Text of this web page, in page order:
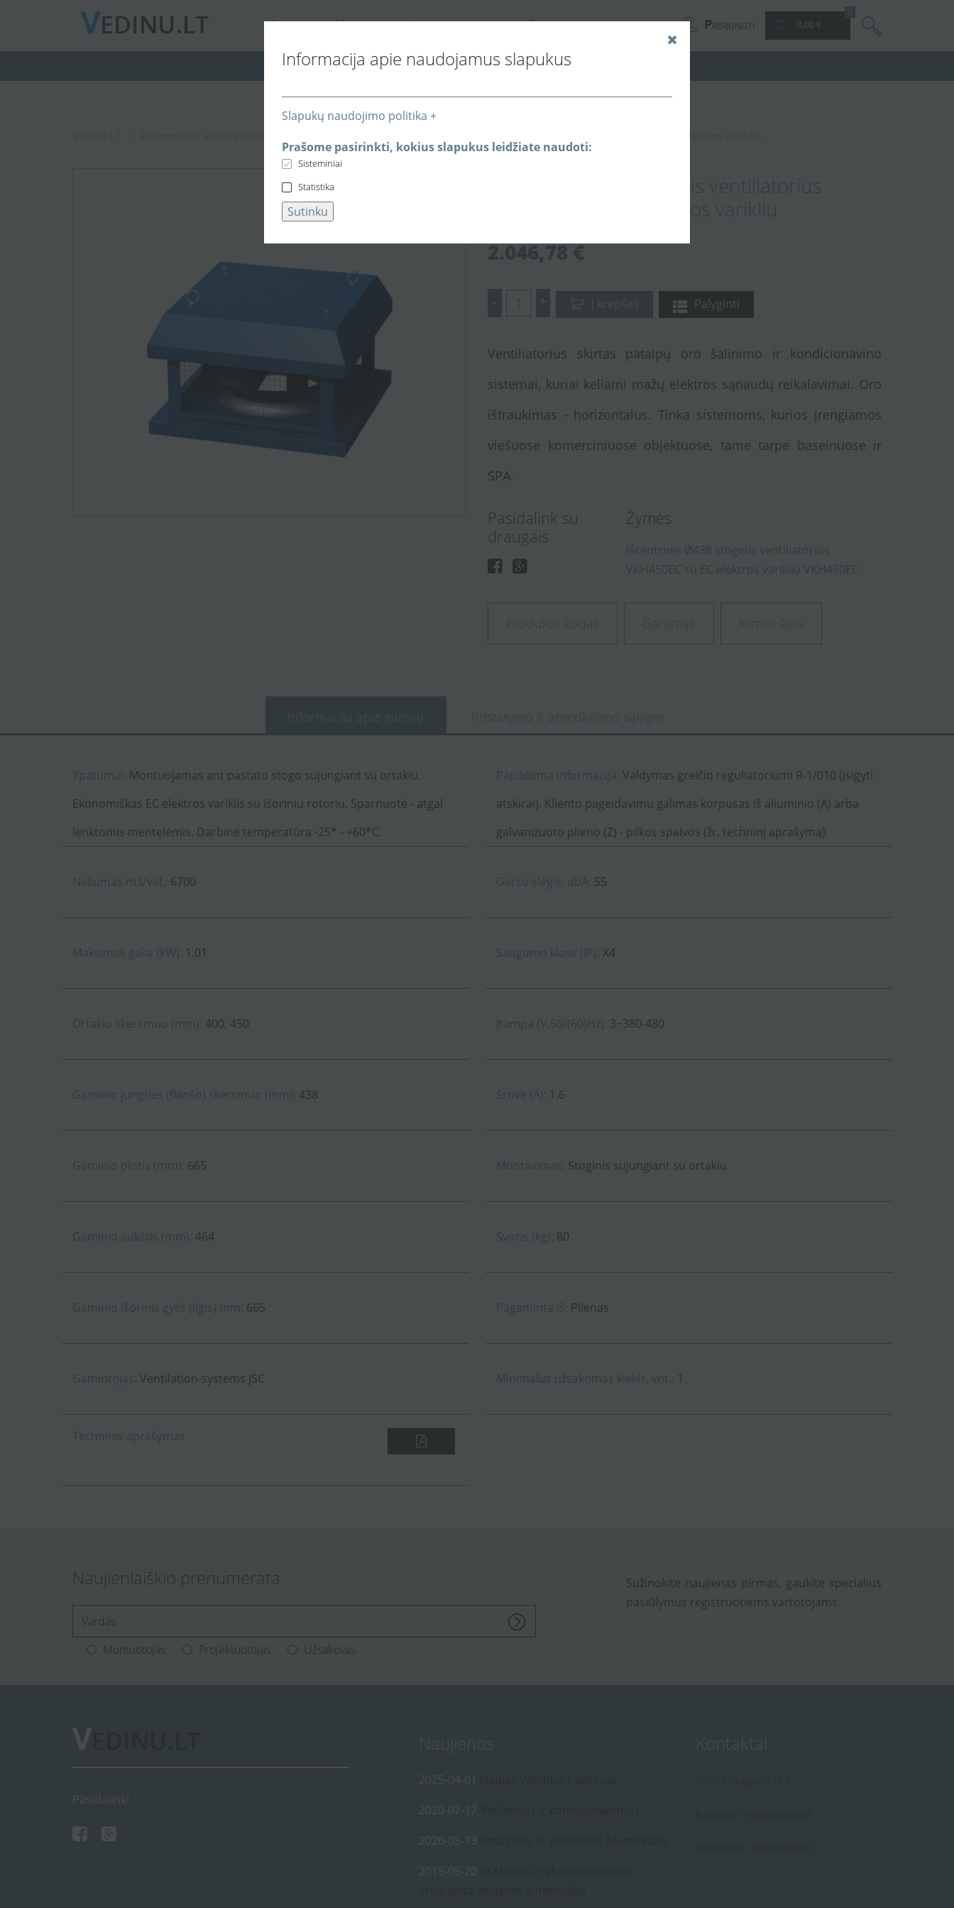
Informacija apie naudojamus slapukus
Slapukų naudojimo politika +
Prašome pasirinkti, kokius slapukus leidžiate naudoti:
Sisteminiai
Statistika
Sutinku
A K I P PRISIJUNGTI
0,00 €
Išcentrinis Ø438 stoginis ventiliatorius
VKH450EC su EC elektros varikliu
2.046,78 €
- + Į krepšelį Palyginti
Ventiliatorius skirtas patalpų oro šalinimo ir kondicionavino
sistemai, kuriai keliami mažų elektros sąnaudų reikalavimai. Oro
ištraukimas - horizontalus. Tinka sistemoms, kurios įrengiamos
viešuose komerciniuose objektuose, tame tarpe baseinuose ir
SPA.
Pasidalink su
draugais
Žymės
Išcentrinis Ø438 stoginis ventiliatorius
VKH450EC su EC elektros varikliu VKH450EC
Produkto kodas Garantija Kilmės šalis
Informacija apie gaminį Pristatymo ir apmokėjimo sąlygos
Ypatumai: Montuojamas ant pastato stogo sujungiant su ortakiu.
Ekonomiškas EC elektros variklis su išoriniu rotoriu. Sparnuotė - atgal
lenktomis mentelėmis. Darbinė temperatūra -25* - +60*C.
Papildoma informacija: Valdymas greičio reguliatoriumi R-1/010 (įsigyti
atskirai). Kliento pageidavimu galimas korpusas iš aliuminio (A) arba
galvanizuoto plieno (Z) - pilkos spalvos (žr. techninį aprašymą).
Našumas m3/val.: 6700 Garso slėgis, dbA: 55
Maksimali galia (kW): 1.01 Saugumo klasė (IP): X4
Ortakio skersmuo (mm): 400, 450 Įtampa (V,50/(60)Hz): 3~380-480
Gaminio jungties (flanšo) skersmuo (mm): 438 Srovė (A): 1.6
Gaminio plotis (mm): 665 Montavimas: Stoginis sujungiant su ortakiu
Gaminio aukštis (mm): 464 Svoris (kg): 80
Gaminio išorinis gylis (ilgis) mm: 665 Pagaminta iš: Plienas
Gamintojas: Ventilation-systems JSC Minimalus užsakomas kiekis, vnt.: 1
Techninis aprašymas
Naujienlaiškio prenumerata
Montuotojas Projektuotojas Užsakovas
Sužinokite naujienas pirmas, gaukite specialius
pasiūlymus registruotiems vartotojams.
Pasidalink!
Naujienos
2025-04-01
2020-07-17
2020-05-13
2019-09-20
Kontaktai